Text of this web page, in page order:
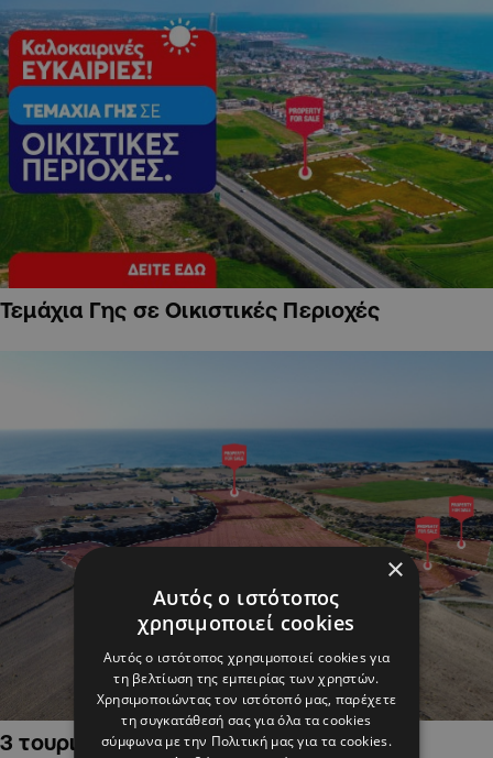
Τεμάχια Γης σε Οικιστικές Περιοχές
3 τουριστικά χωράφια στην Αλαμινό,
×
Αυτός ο ιστότοπος
χρησιμοποιεί cookies
Αυτός ο ιστότοπος χρησιμοποιεί cookies για
τη βελτίωση της εμπειρίας των χρηστών.
Χρησιμοποιώντας τον ιστότοπό μας, παρέχετε
τη συγκατάθεσή σας για όλα τα cookies
σύμφωνα με την Πολιτική μας για τα cookies.